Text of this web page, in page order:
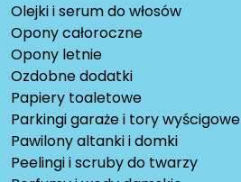
Olejki i serum do włosów
Opony całoroczne
Opony letnie
Ozdobne dodatki
Papiery toaletowe
Parkingi garaże i tory wyścigowe
Pawilony altanki i domki
Peelingi i scruby do twarzy